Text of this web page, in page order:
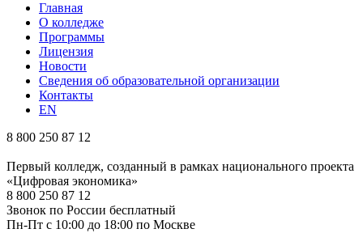
Главная
О колледже
Программы
Лицензия
Новости
Сведения об образовательной организации
Контакты
EN
8 800 250 87 12
Первый колледж, созданный в рамках национального проекта
«Цифровая экономика»
8 800 250 87 12
Звонок по России бесплатный
Пн-Пт с 10:00 до 18:00 по Москве